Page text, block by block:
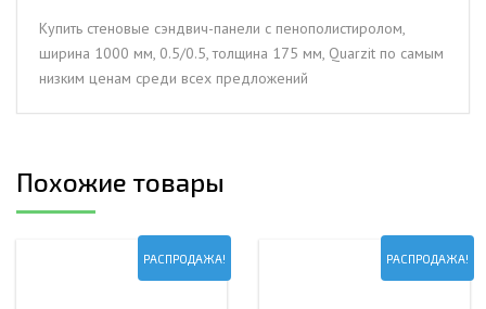
0.5/0.5,
толщина
175
мм,
Купить стеновые сэндвич-панели с пенополистиролом,
ширина 1000 мм, 0.5/0.5, толщина 175 мм, Quarzit по самым
низким ценам среди всех предложений
Похожие товары
РАСПРОДАЖА! РАСПРОДАЖА!